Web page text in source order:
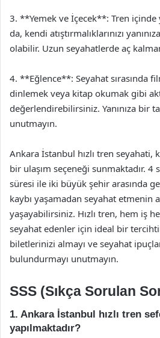
3. **Yemek ve İçecek**: Tren
da, kendi atıştırmalıklarınızı
olabilir. Uzun seyahatlerde aç
4. **Eğlence**: Seyahat sırasında
dinlemek veya kitap okumak gibi
değerlendirebilirsiniz. Yanınıza bir
unutmayın.
Ankara İstanbul hızlı tren seyahati,
bir ulaşım seçeneği sunmaktadır.
süresi ile iki büyük şehir arasında
kaybı yaşamadan seyahat etmenin
yaşayabilirsiniz. Hızlı tren, hem iş
seyahat edenler için ideal bir
biletlerinizi almayı ve seyahat
bulundurmayı unutmayın.
SSS (Sıkça Sorulan
1. Ankara İstanbul hızlı tren
yapılmaktadır?